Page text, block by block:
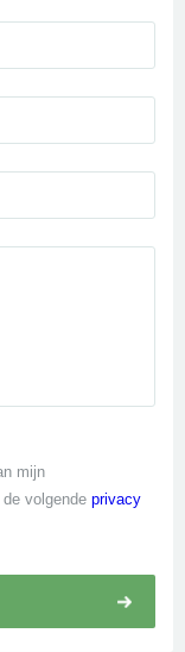
mijn
volgende privacy